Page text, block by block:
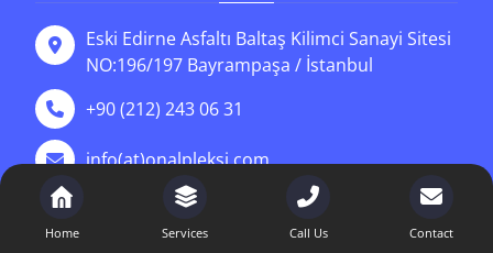
Eski Edirne Asfaltı Baltaş Kilimci Sanayi Sitesi
NO:196/197 Bayrampaşa / İstanbul
+90 (212) 243 06 31
info(at)onalpleksi.com
https://onalpleksi.com
Home Services Call Us Contact